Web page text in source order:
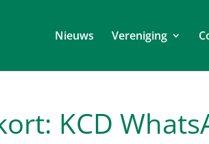
Nieuws Vereniging
KCD